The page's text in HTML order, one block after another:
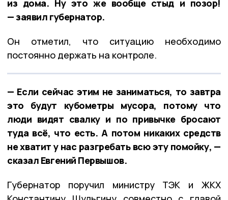
из дома. Ну это же вообще стыд и позор!
— заявил губернатор.
Он отметил, что ситуацию необходимо
постоянно держать на контроле.
— Если сейчас этим не заниматься, то завтра
это будут кубометры мусора, потому что
люди видят свалку и по привычке бросают
туда всё, что есть. А потом никаких средств
не хватит у нас разгребать всю эту помойку, —
сказал Евгений Первышов.
Губернатор поручил министру ТЭК и ЖКХ